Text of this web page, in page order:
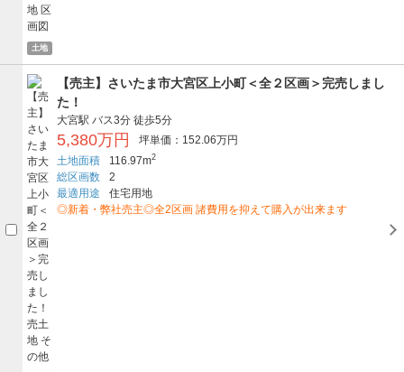
土地
【売主】さいたま市大宮区上小町＜全２区画＞完売しまし
た！
大宮駅 バス3分 徒歩5分
5,380万円
坪単価：152.06万円
土地面積
116.97m2
総区画数
2
最適用途
住宅用地
◎新着・弊社売主◎全2区画 諸費用を抑えて購入が出来ます